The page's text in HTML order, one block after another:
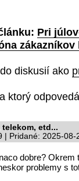
Pri
diskusií ako
ktorý
telekom, etd...
| Pridané: 2025-08-
dobre?
problemy s